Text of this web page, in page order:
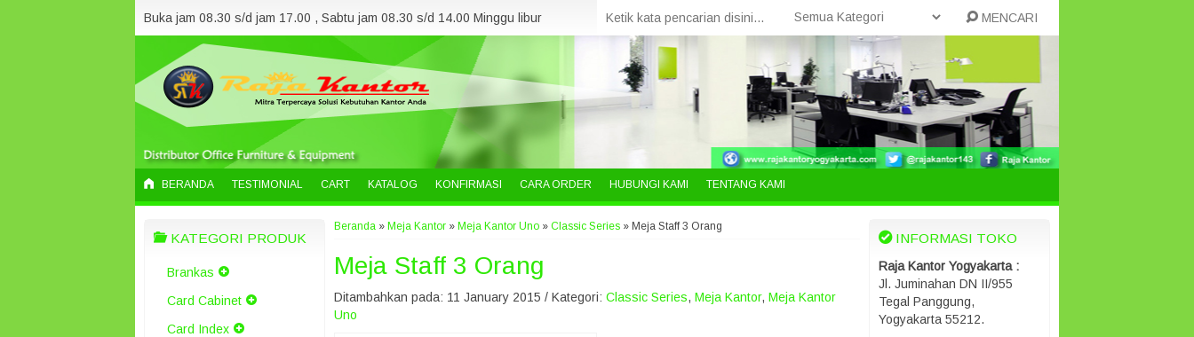
Buka jam 08.30 s/d jam 17.00 , Sabtu jam 08.30 s/d 14.00 Minggu libur MENCARI
BERANDA TESTIMONIAL CART KATALOG KONFIRMASI CARA ORDER HUBUNGI KAMI TENTANG KAMI
KATEGORI PRODUK
Brankas
Card Cabinet
Card Index
Beranda » Meja Kantor » Meja Kantor Uno » Classic Series » Meja Staff 3 Orang
Meja Staff 3 Orang
Ditambahkan pada: 11 January 2015 / Kategori: Classic Series, Meja Kantor, Meja Kantor
Uno
INFORMASI TOKO
Raja Kantor Yogyakarta :
Jl. Juminahan DN II/955
Tegal Panggung,
Yogyakarta 55212.